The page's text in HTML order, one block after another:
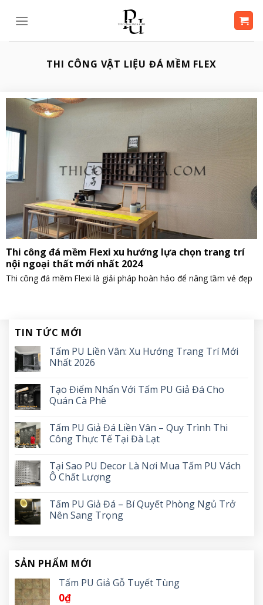
THI CÔNG VẬT LIỆU ĐÁ MỀM FLEX
Thi công đá mềm Flexi xu hướng lựa chọn trang trí
nội ngoại thất mới nhất 2024
Thi công đá mềm Flexi là giải pháp hoàn hảo để nâng tầm vẻ đẹp
TIN TỨC MỚI
Tấm PU Liền Vân: Xu Hướng Trang Trí Mới
Nhất 2026
Tạo Điểm Nhấn Với Tấm PU Giả Đá Cho
Quán Cà Phê
Tấm PU Giả Đá Liền Vân – Quy Trình Thi
Công Thực Tế Tại Đà Lạt
Tại Sao PU Decor Là Nơi Mua Tấm PU Vách
Ô Chất Lượng
Tấm PU Giả Đá – Bí Quyết Phòng Ngủ Trở
Nên Sang Trọng
SẢN PHẨM MỚI
Tấm PU Giả Gỗ Tuyết Tùng
0₫